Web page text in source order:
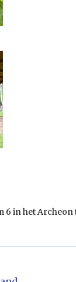
6 in het Archeon